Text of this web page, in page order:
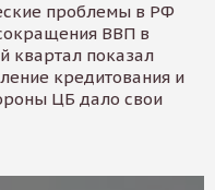
проблемы в РФ
ВВП в
квартал показал
кредитования и
ЦБ дало свои